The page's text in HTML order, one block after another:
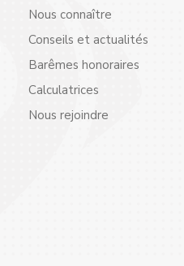
Nous connaître
Conseils et actualités
Barêmes honoraires
Calculatrices
Nous rejoindre